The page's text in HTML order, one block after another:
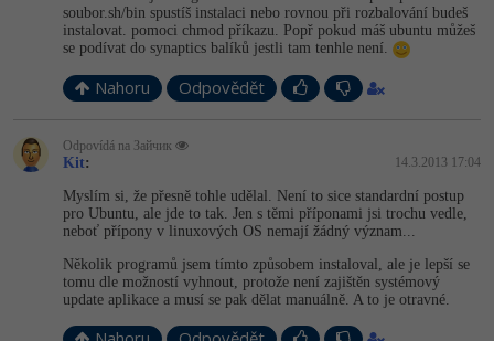
Více
Fórum
Sítě
Kybernetická bezpečnost
Elektronický podpis
Fórum
Kurzy designu
HTML/CSS -80%
Příběhy absolventů
soubor.sh/bin spustíš instalaci nebo rovnou při rozbalování budeš
instalovat. pomoci chmod příkazu. Popř pokud máš ubuntu můžeš
se podívat do synaptics balíků jestli tam tenhle není.
Nahoru Odpovědět
Odpovídá na Зайчик
Kit: 14.3.2013 17:04
Myslím si, že přesně tohle udělal. Není to sice standardní postup
pro Ubuntu, ale jde to tak. Jen s těmi příponami jsi trochu vedle,
neboť přípony v linuxových OS nemají žádný význam...
Několik programů jsem tímto způsobem instaloval, ale je lepší se
tomu dle možností vyhnout, protože není zajištěn systémový
update aplikace a musí se pak dělat manuálně. A to je otravné.